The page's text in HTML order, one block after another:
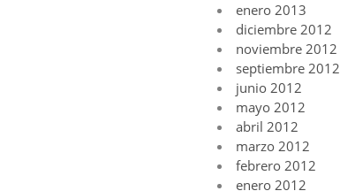
enero 2013
diciembre 2012
noviembre 2012
septiembre 2012
junio 2012
mayo 2012
abril 2012
marzo 2012
febrero 2012
enero 2012